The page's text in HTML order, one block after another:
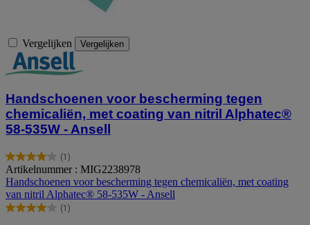
Vergelijken Vergelijken
Handschoenen voor bescherming tegen
chemicaliën, met coating van nitril Alphatec®
58-535W - Ansell
(1)
4.0
van
de
5
sterren.
Artikelnummer : MIG2238978
Handschoenen voor bescherming tegen chemicaliën, met coating
van nitril Alphatec® 58-535W - Ansell
(1)
4.0